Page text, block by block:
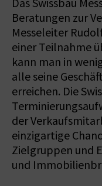
Das Swissbau
Beratungen zur
Messeleiter
einer Teilnahme
kann man in
alle seine
erreichen. Die
der
einzigartige
Zielgruppen und
und